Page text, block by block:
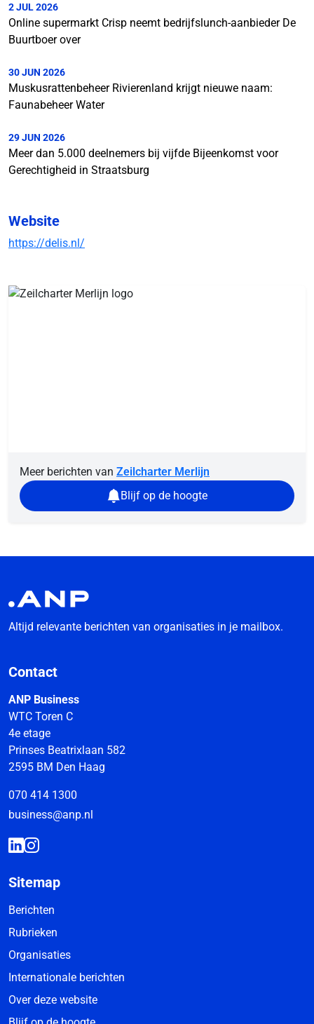
2 JUL 2026
Online supermarkt Crisp neemt bedrijfslunch-aanbieder De
Buurtboer over
30 JUN 2026
Muskusrattenbeheer Rivierenland krijgt nieuwe naam:
Faunabeheer Water
29 JUN 2026
Meer dan 5.000 deelnemers bij vijfde Bijeenkomst voor
Gerechtigheid in Straatsburg
Website
https://delis.nl/
Meer berichten van Zeilcharter Merlijn
Blijf op de hoogte
Altijd relevante berichten van organisaties in je mailbox.
Contact
ANP Business
WTC Toren C
4e etage
Prinses Beatrixlaan 582
2595 BM Den Haag
070 414 1300
business@anp.nl
Sitemap
Berichten
Rubrieken
Organisaties
Internationale berichten
Over deze website